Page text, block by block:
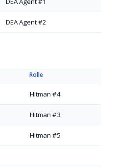
DEA Agent #2
Rolle
Hitman #4
Hitman #3
Hitman #5